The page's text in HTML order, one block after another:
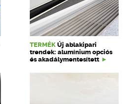
TERMÉK Új ablakipari
trendek: alumínium opciós
és akadálymentesített